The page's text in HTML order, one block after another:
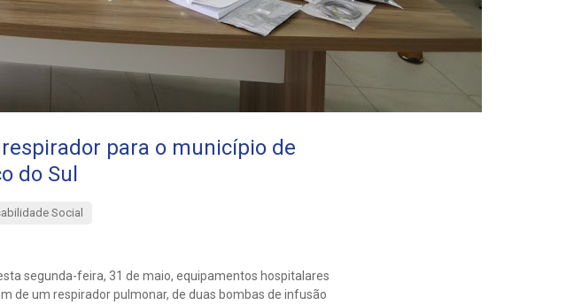
para o município de
do Sul
Social
segunda-feira, 31 de maio, equipamentos hospitalares
de um respirador pulmonar, de duas bombas de infusão